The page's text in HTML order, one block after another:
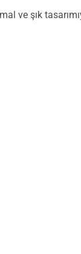
ve şık